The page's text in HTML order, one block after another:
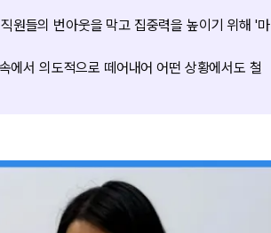
원들의 번아웃을 막고 집중력을 높이기 위해 '마
에서 의도적으로 떼어내어 어떤 상황에서도 철